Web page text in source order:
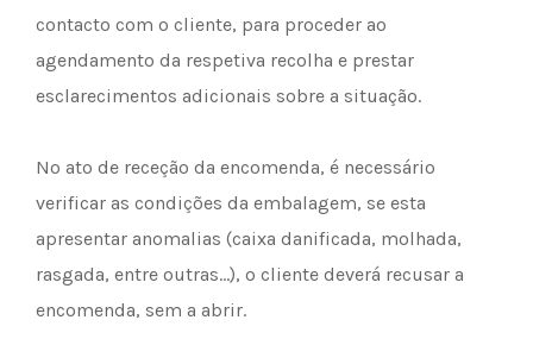
contacto com o cliente, para proceder ao
agendamento da respetiva recolha e prestar
esclarecimentos adicionais sobre a situação.
No ato de receção da encomenda, é necessário
verificar as condições da embalagem, se esta
apresentar anomalias (caixa danificada, molhada,
rasgada, entre outras…), o cliente deverá recusar a
encomenda, sem a abrir.